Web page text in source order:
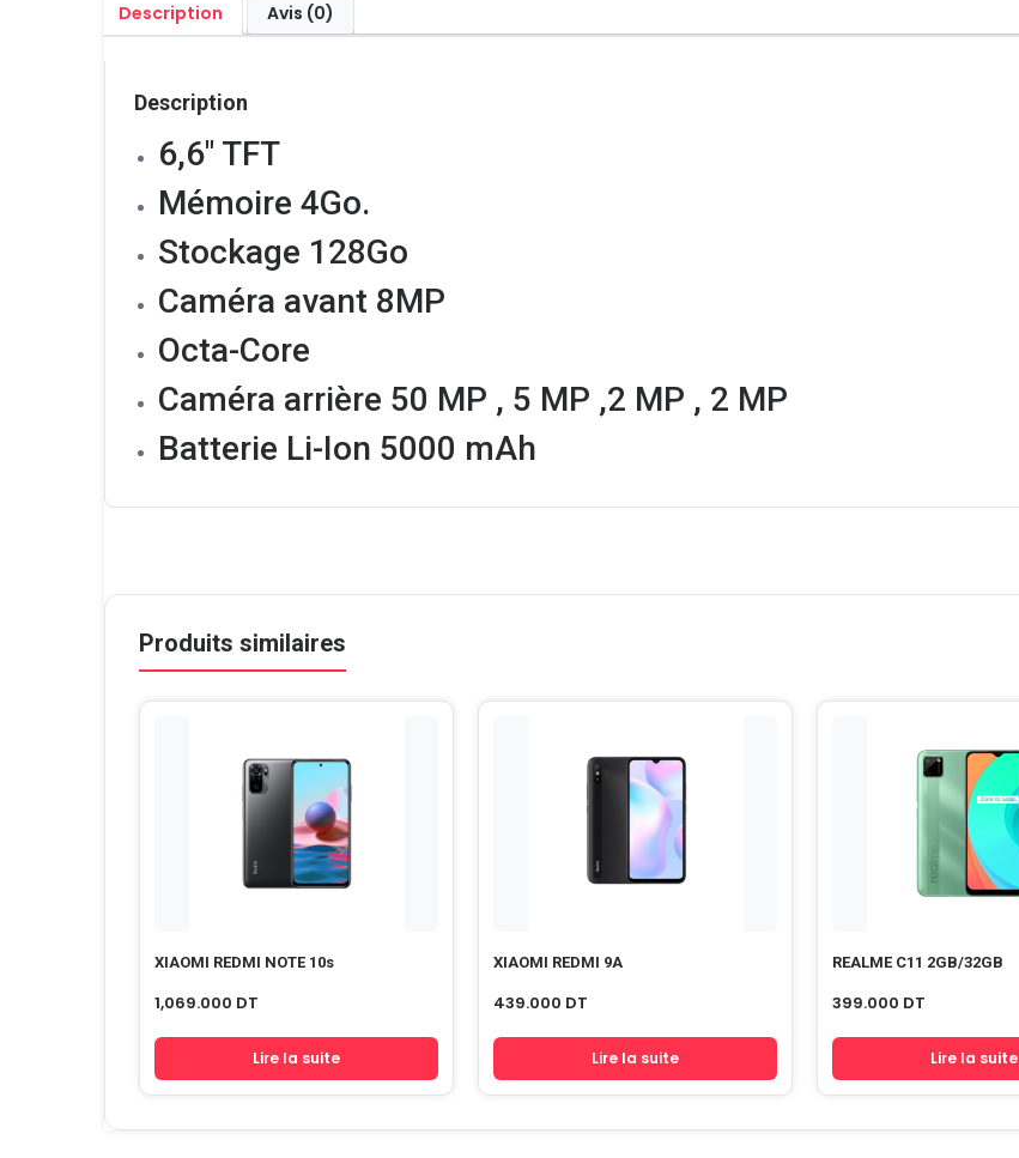
Description Avis (0)
Description
6,6″ TFT
Mémoire 4Go.
Stockage 128Go
Caméra avant 8MP
Octa-Core
Caméra arrière 50 MP , 5 MP ,2 MP , 2 MP
Batterie Li-Ion 5000 mAh
Produits similaires
XIAOMI REDMI NOTE 10s
1,069.000 DT
Lire la suite
XIAOMI REDMI 9A
439.000 DT
Lire la suite
REALME C11 2GB/32GB
399.000 DT
Lire la suite